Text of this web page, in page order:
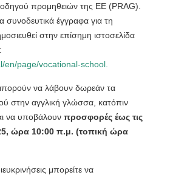
οδηγού προμηθειών της ΕΕ (PRAG).
συνοδευτικά έγγραφα για τη
στην επίσημη ιστοσελίδα
en/page/vocational-school
να λάβουν δωρεάν τα
στην αγγλική γλώσσα, κατόπιν
να υποβάλουν προσφορές έως τις
ώρα 10:00 π.μ. (τοπική ώρα
μπορείτε να